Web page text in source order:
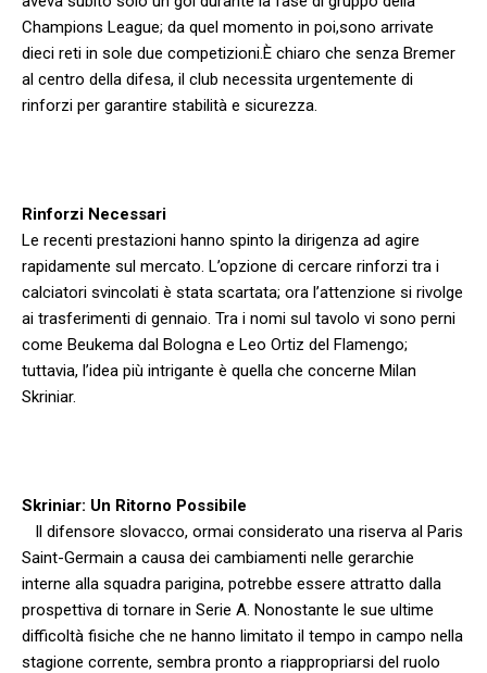
Champions ⁤League; da quel momento in ⁢poi,sono arrivate
dieci⁣ reti in sole due‍ competizioni.È chiaro che senza Bremer
al centro ⁤della difesa, il club necessita urgentemente di
rinforzi per garantire stabilità e‌ sicurezza.
Rinforzi Necessari
Le‍ recenti prestazioni hanno spinto la dirigenza ad⁢ agire
rapidamente⁤ sul mercato.⁤ L’opzione di cercare rinforzi tra i
calciatori svincolati è stata scartata; ora l’attenzione si rivolge⁢
ai ‌trasferimenti di gennaio. Tra i nomi sul tavolo vi sono ‌perni
come Beukema dal Bologna e Leo Ortiz del ⁣Flamengo;
tuttavia, l’idea più intrigante è quella che concerne Milan
Skriniar.
Skriniar: Un Ritorno⁣ Possibile
⁢ ⁢ ⁣ Il difensore slovacco, ormai considerato una ‍riserva al Paris
Saint-Germain a⁢ causa ‍dei cambiamenti ‌nelle gerarchie
interne alla squadra⁤ parigina, potrebbe essere attratto dalla
prospettiva di tornare in Serie A. Nonostante le sue‍ ultime
difficoltà ⁤fisiche che ne hanno limitato il tempo in campo⁤ nella
‍stagione ‌corrente,⁤ sembra pronto a riappropriarsi del ruolo⁣